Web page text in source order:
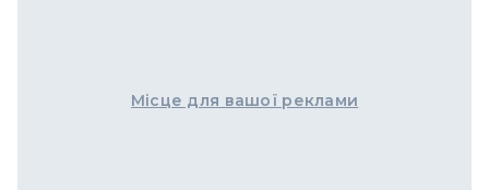
Місце для вашої реклами